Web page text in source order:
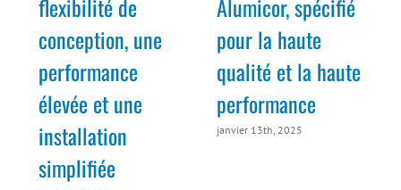
flexibilité de
conception, une
performance
élevée et une
installation
simplifiée
Alumicor, spécifié
pour la haute
qualité et la haute
performance
janvier 13th, 2025